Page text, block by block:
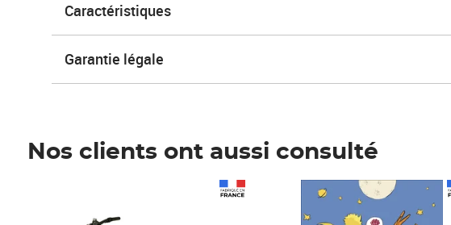
Caractéristiques
Garantie légale
Nos clients ont aussi consulté
Prix 7,50€